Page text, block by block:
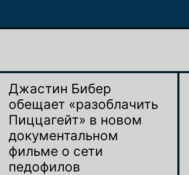
Джастин Бибер
обещает «разоблачить
Пиццагейт» в новом
документальном
фильме о сети
педофилов